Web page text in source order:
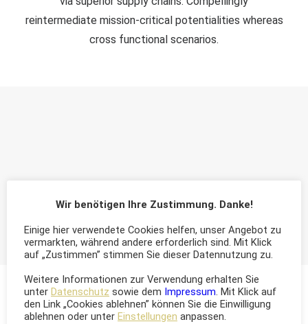
reintermediate mission-critical potentialities whereas
cross functional scenarios.
Wir benötigen Ihre Zustimmung. Danke!
Einige hier verwendete Cookies helfen, unser Angebot zu
vermarkten, während andere erforderlich sind. Mit Klick
auf „Zustimmen” stimmen Sie dieser Datennutzung zu.
Weitere Informationen zur Verwendung erhalten Sie
unter Datenschutz sowie dem Impressum. Mit Klick auf
den Link „Cookies ablehnen” können Sie die Einwilligung
ablehnen oder unter Einstellungen anpassen.